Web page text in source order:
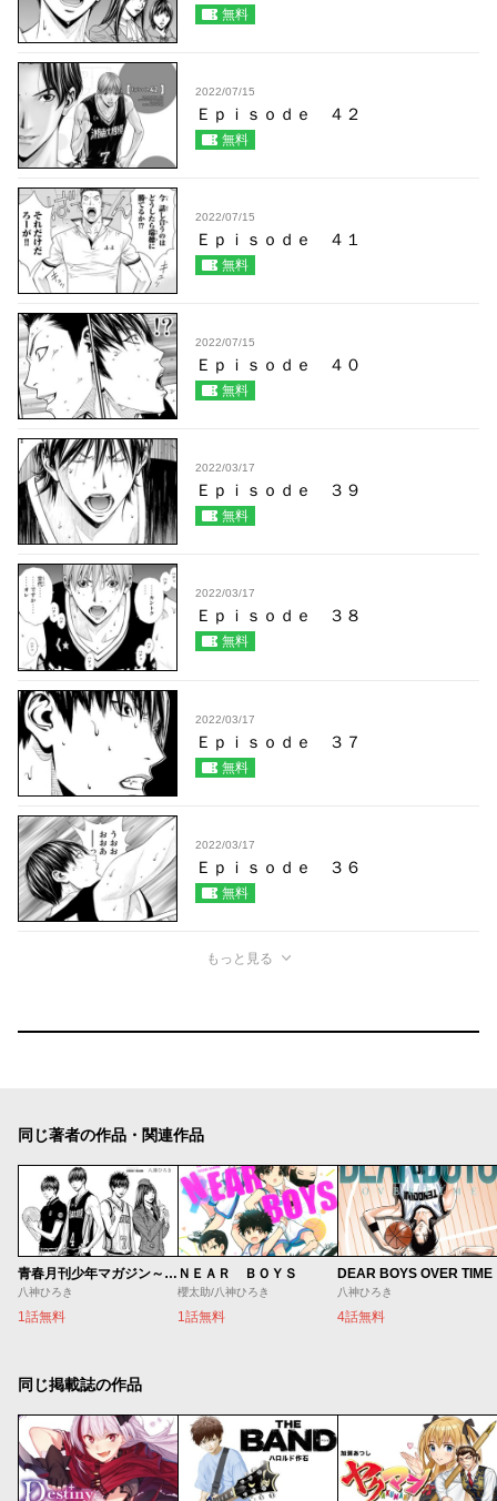
無料
2022/07/15
Ｅｐｉｓｏｄｅ ４２
無料
2022/07/15
Ｅｐｉｓｏｄｅ ４１
無料
2022/07/15
Ｅｐｉｓｏｄｅ ４０
無料
2022/03/17
Ｅｐｉｓｏｄｅ ３９
無料
2022/03/17
Ｅｐｉｓｏｄｅ ３８
無料
2022/03/17
Ｅｐｉｓｏｄｅ ３７
無料
2022/03/17
Ｅｐｉｓｏｄｅ ３６
無料
もっと見る
同じ著者の作品・関連作品
青春月刊少年マガジン～八神デビュー秘話～
八神ひろき
1話無料
ＮＥＡＲ ＢＯＹＳ
櫻太助/八神ひろき
1話無料
DEAR BOYS OVER TIME
八神ひろき
4話無料
同じ掲載誌の作品